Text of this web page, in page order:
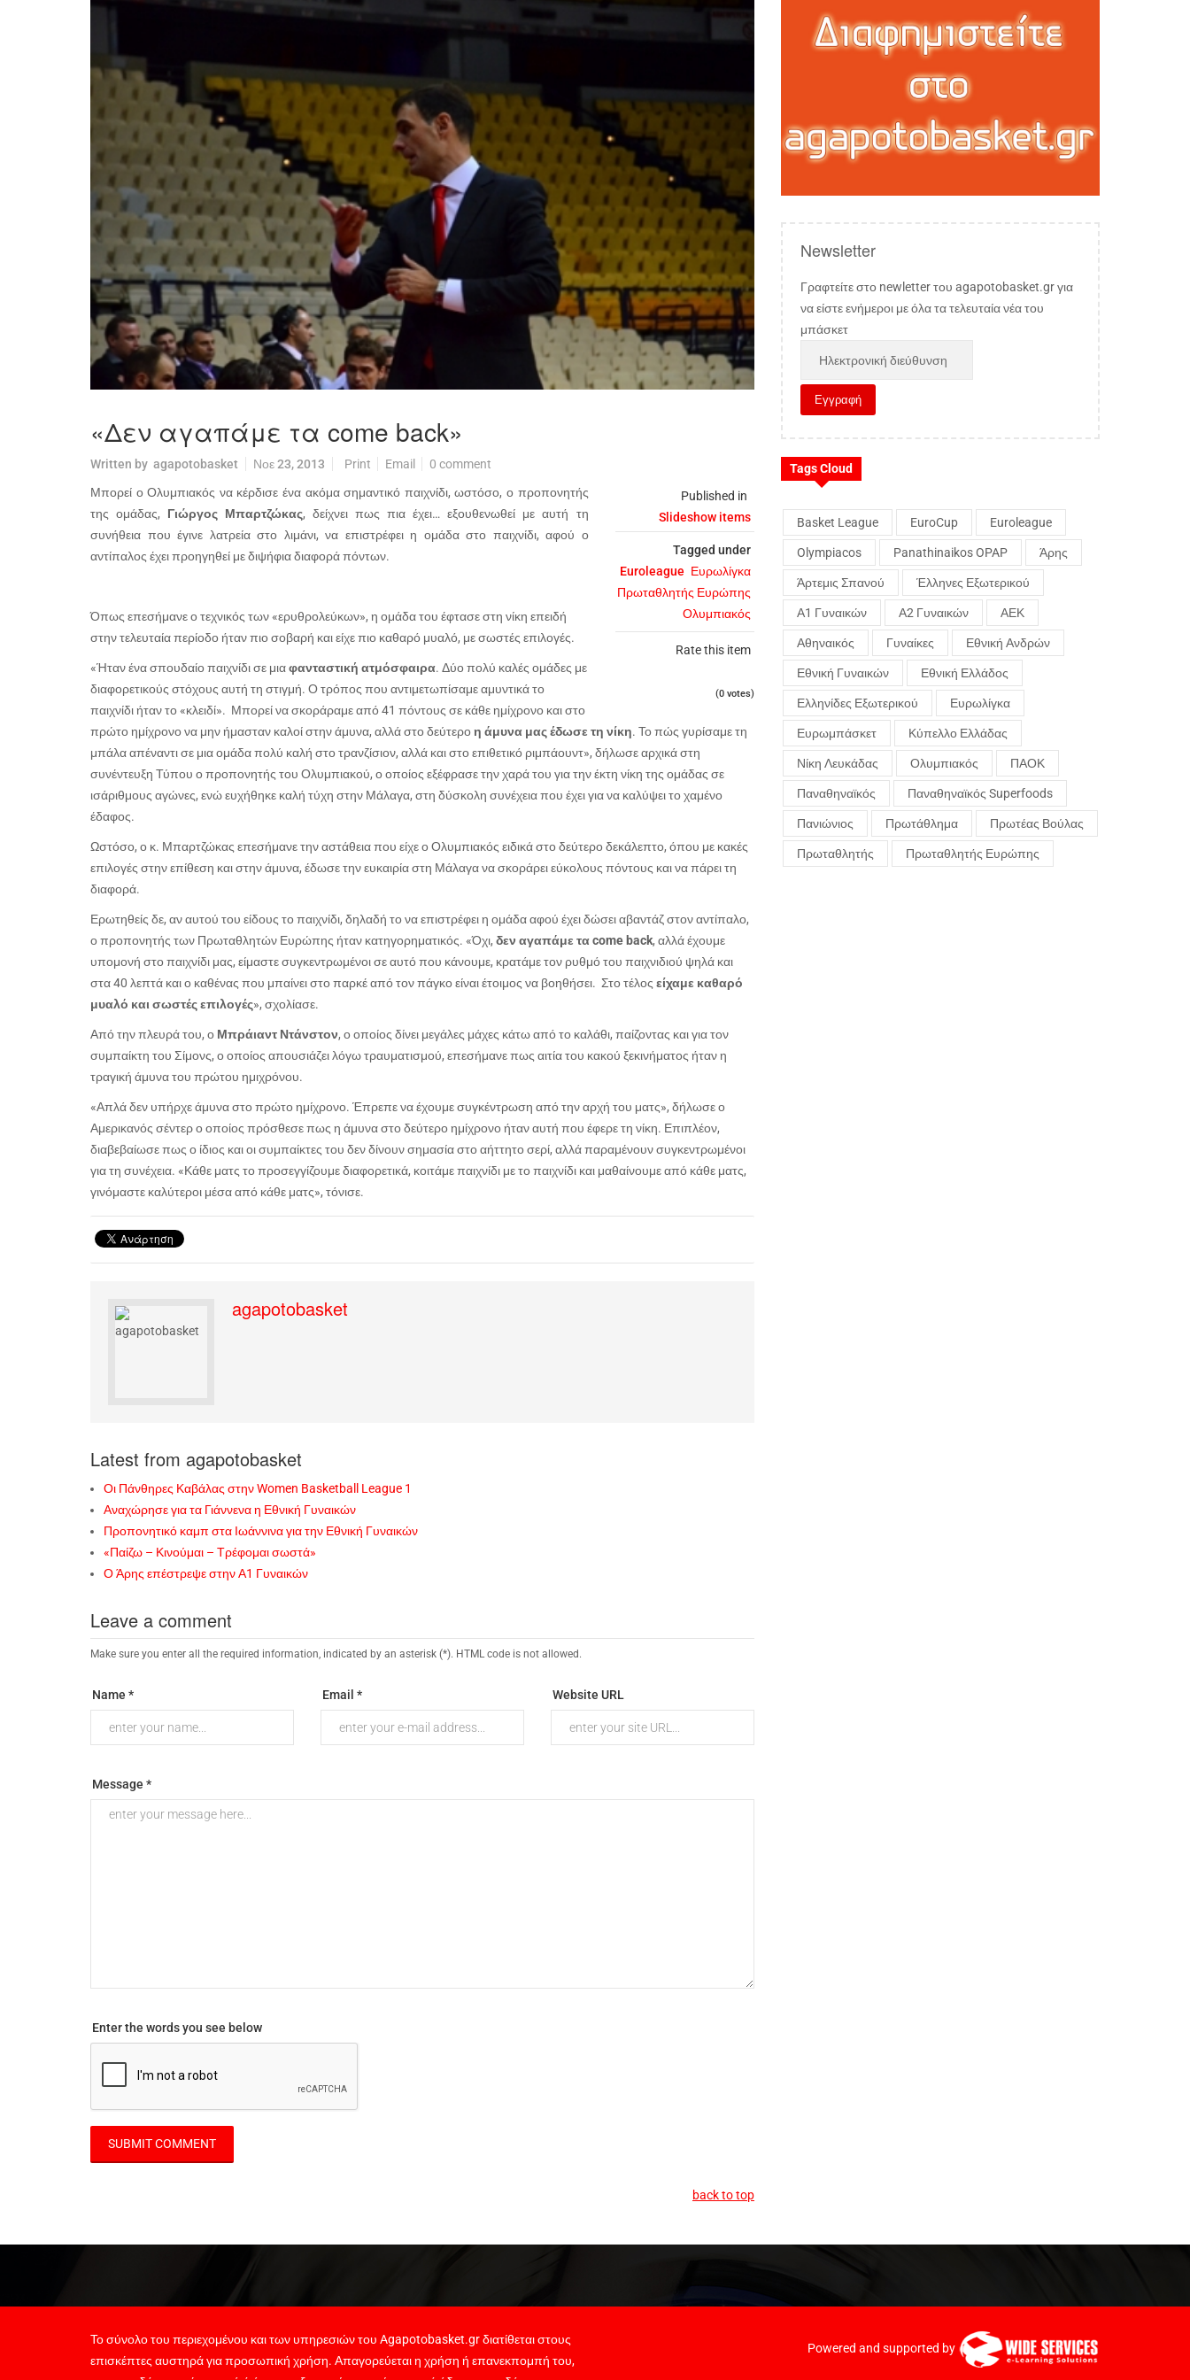
«Δεν αγαπάμε τα come back»
Written by agapotobasket Νοε 23, 2013 Print Email 0 comment
Published in
Slideshow items
Tagged under
Euroleague Ευρωλίγκα
Πρωταθλητής Ευρώπης
Ολυμπιακός
Rate this item
(0 votes)
Μπορεί ο Ολυμπιακός να κέρδισε ένα ακόμα σημαντικό παιχνίδι, ωστόσο, ο προπονητής
της ομάδας, Γιώργος Μπαρτζώκας, δείχνει πως πια έχει… εξουθενωθεί με αυτή τη
συνήθεια που έγινε λατρεία στο λιμάνι, να επιστρέφει η ομάδα στο παιχνίδι, αφού ο
αντίπαλος έχει προηγηθεί με διψήφια διαφορά πόντων.
Όπως επεσήμανε ο τεχνικός των «ερυθρολεύκων», η ομάδα του έφτασε στη νίκη επειδή
στην τελευταία περίοδο ήταν πιο σοβαρή και είχε πιο καθαρό μυαλό, με σωστές επιλογές.
«Ήταν ένα σπουδαίο παιχνίδι σε μιαφανταστική ατμόσφαιρα. Δύο πολύ καλές ομάδες με
διαφορετικούς στόχους αυτή τη στιγμή. Ο τρόπος που αντιμετωπίσαμε αμυντικά το
παιχνίδι ήταν το «κλειδί». Μπορεί να σκοράραμε από 41 πόντους σε κάθε ημίχρονο και στο
πρώτο ημίχρονο να μην ήμασταν καλοί στην άμυνα, αλλά στο δεύτεροη άμυνα μας έδωσε τη νίκη. Το πώς γυρίσαμε τη
μπάλα απέναντι σε μια ομάδα πολύ καλή στο τρανζίσιον, αλλά και στο επιθετικό ριμπάουντ», δήλωσε αρχικά στη
συνέντευξη Τύπου ο προπονητής του Ολυμπιακού, ο οποίος εξέφρασε την χαρά του για την έκτη νίκη της ομάδας σε
ισάριθμους αγώνες, ενώ ευχήθηκε καλή τύχη στην Μάλαγα, στη δύσκολη συνέχεια που έχει για να καλύψει το χαμένο
έδαφος.
Ωστόσο, ο κ. Μπαρτζώκας επεσήμανε την αστάθεια που είχε ο Ολυμπιακός ειδικά στο δεύτερο δεκάλεπτο, όπου με κακές
επιλογές στην επίθεση και στην άμυνα, έδωσε την ευκαιρία στη Μάλαγα να σκοράρει εύκολους πόντους και να πάρει τη
διαφορά.
Ερωτηθείς δε, αν αυτού του είδους το παιχνίδι, δηλαδή το να επιστρέφει η ομάδα αφού έχει δώσει αβαντάζ στον αντίπαλο,
ο προπονητής των Πρωταθλητών Ευρώπης ήταν κατηγορηματικός. «Όχι, δεν αγαπάμε τα come back, αλλά έχουμε
υπομονή στο παιχνίδι μας, είμαστε συγκεντρωμένοι σε αυτό που κάνουμε, κρατάμε τον ρυθμό του παιχνιδιού ψηλά και
στα 40 λεπτά και ο καθένας που μπαίνει στο παρκέ από τον πάγκο είναι έτοιμος να βοηθήσει. Στο τέλος είχαμε καθαρό
μυαλό και σωστές επιλογές», σχολίασε.
Από την πλευρά του, ο Μπράιαντ Ντάνστον, ο οποίος δίνει μεγάλες μάχες κάτω από το καλάθι, παίζοντας και για τον
συμπαίκτη του Σίμονς, ο οποίος απουσιάζει λόγω τραυματισμού, επεσήμανε πως αιτία του κακού ξεκινήματος ήταν η
τραγική άμυνα του πρώτου ημιχρόνου.
«Απλά δεν υπήρχε άμυνα στο πρώτο ημίχρονο. Έπρεπε να έχουμε συγκέντρωση από την αρχή του ματς», δήλωσε ο
Αμερικανός σέντερ ο οποίος πρόσθεσε πως η άμυνα στο δεύτερο ημίχρονο ήταν αυτή που έφερε τη νίκη. Επιπλέον,
διαβεβαίωσε πως ο ίδιος και οι συμπαίκτες του δεν δίνουν σημασία στο αήττητο σερί, αλλά παραμένουν συγκεντρωμένοι
για τη συνέχεια. «Κάθε ματς το προσεγγίζουμε διαφορετικά, κοιτάμε παιχνίδι μετο παιχνίδι και μαθαίνουμε από κάθε ματς,
γινόμαστε καλύτεροι μέσα από κάθε ματς», τόνισε.
agapotobasket
Latest from agapotobasket
Οι Πάνθηρες Καβάλας στην Women Basketball League 1
Αναχώρησε για τα Γιάννενα η Εθνική Γυναικών
Προπονητικό καμπ στα Ιωάννινα για την Εθνική Γυναικών
«Παίζω – Κινούμαι – Τρέφομαι σωστά»
Ο Άρης επέστρεψε στην Α1 Γυναικών
Leave a comment
Make sure you enter all the required information, indicated by an asterisk (*). HTML code is not allowed.
Name * Email * Website URL
Message *
Enter the words you see below
back to top
Newsletter
Γραφτείτε στο newletter του agapotobasket.gr για
να είστε ενήμεροι με όλα τα τελευταία νέα του
μπάσκετ
Tags Cloud
Basket League EuroCup Euroleague
Olympiacos Panathinaikos OPAP Άρης
Άρτεμις Σπανού Έλληνες Εξωτερικού
Α1 Γυναικών Α2 Γυναικών ΑΕΚ
Αθηναικός Γυναίκες Εθνική Ανδρών
Εθνική Γυναικών Εθνική Ελλάδος
Ελληνίδες Εξωτερικού Ευρωλίγκα
Ευρωμπάσκετ Κύπελλο Ελλάδας
Νίκη Λευκάδας Ολυμπιακός ΠΑΟΚ
Παναθηναϊκός Παναθηναϊκός Superfoods
Πανιώνιος Πρωτάθλημα Πρωτέας Βούλας
Πρωταθλητής Πρωταθλητής Ευρώπης
Το σύνολο του περιεχομένου και των υπηρεσιών του Agapotobasket.gr διατίθεται στους
επισκέπτες αυστηρά για προσωπική χρήση. Απαγορεύεται η χρήση ή επανεκπομπή του,
Powered and supported by